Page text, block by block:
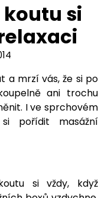
si
a mrzí vás, že si po
ani trochu
I ve sprchovém
pořídit masážní
si vždy, když